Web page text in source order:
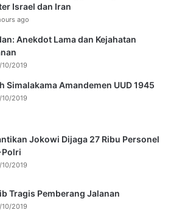
Israel dan Iran
ago
Anekdot Lama dan Kejahatan
2019
Simalakama Amandemen UUD 1945
2019
Jokowi Dijaga 27 Ribu Personel
2019
Tragis Pemberang Jalanan
2019